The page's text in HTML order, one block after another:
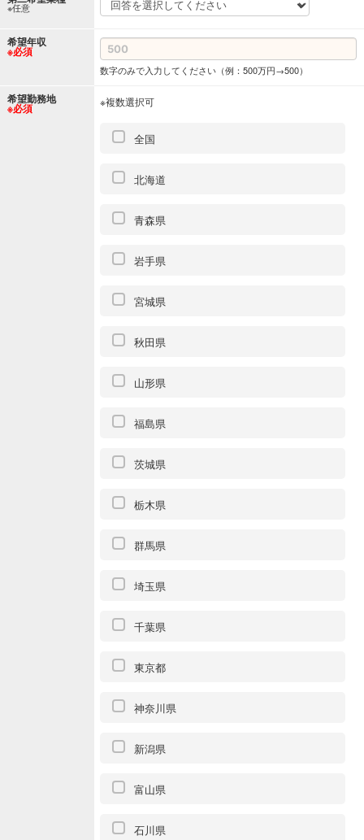
※任意
希望年収
※必須
数字のみで入力してください（例：500万円→500）
希望勤務地
※必須 ※複数選択可
全国
北海道
青森県
岩手県
宮城県
秋田県
山形県
福島県
茨城県
栃木県
群馬県
埼玉県
千葉県
東京都
神奈川県
新潟県
富山県
石川県